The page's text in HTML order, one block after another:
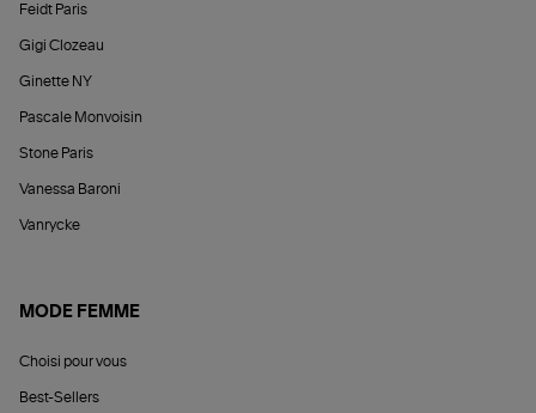
Feidt Paris
Gigi Clozeau
Ginette NY
Pascale Monvoisin
Stone Paris
Vanessa Baroni
Vanrycke
MODE FEMME
Choisi pour vous
Best-Sellers